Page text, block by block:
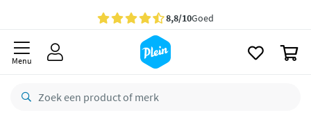
Gratisbezorging vanaf 35,- *
Bestelling uiterlijkzaterdag
retourneren
Menu